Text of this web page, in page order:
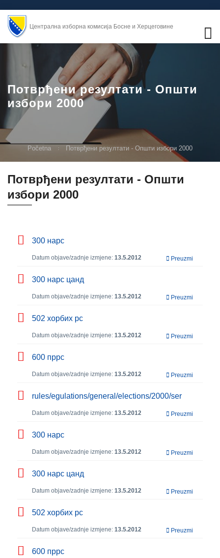
Централна изборна комисија Босне и Херцеговине
Потврђени резултати - Општи
избори 2000
Početna Потврђени резултати - Општи избори 2000
Потврђени резултати - Општи
избори 2000
300 нарс
Datum objave/zadnje izmjene: 13.5.2012 Preuzmi
300 нарс цанд
Datum objave/zadnje izmjene: 13.5.2012 Preuzmi
502 хорбих рс
Datum objave/zadnje izmjene: 13.5.2012 Preuzmi
600 пррс
Datum objave/zadnje izmjene: 13.5.2012 Preuzmi
rules/egulations/general/elections/2000/ser
Datum objave/zadnje izmjene: 13.5.2012 Preuzmi
300 нарс
Datum objave/zadnje izmjene: 13.5.2012 Preuzmi
300 нарс цанд
Datum objave/zadnje izmjene: 13.5.2012 Preuzmi
502 хорбих рс
Datum objave/zadnje izmjene: 13.5.2012 Preuzmi
600 пррс